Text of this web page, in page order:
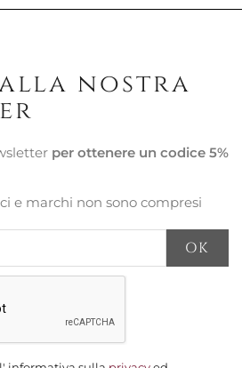
nostra
per ottenere un codice 5%
e marchi non sono compresi